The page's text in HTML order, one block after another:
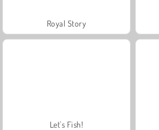
Royal Story
Let's Fish!